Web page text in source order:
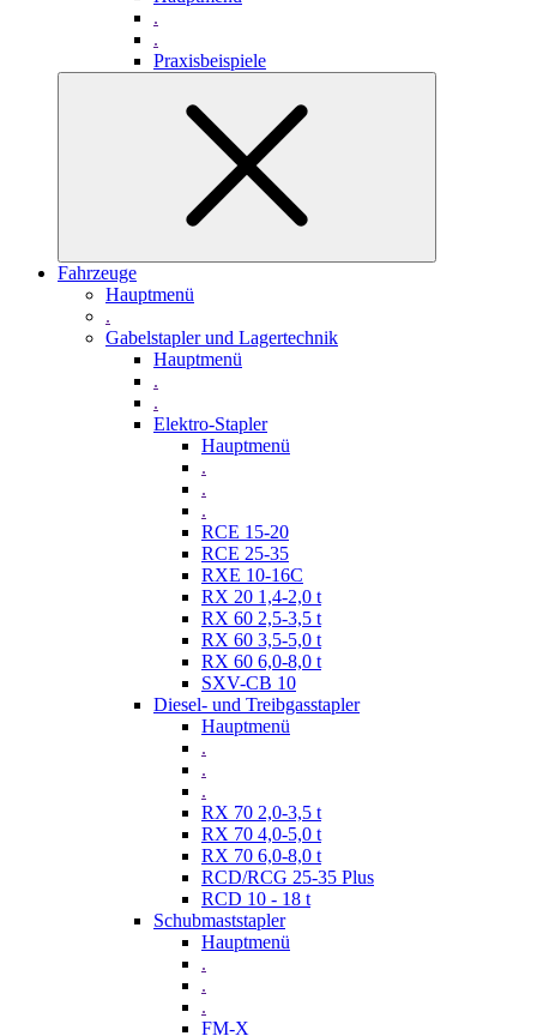
.
.
Praxisbeispiele
Fahrzeuge
Hauptmenü
.
Gabelstapler und Lagertechnik
Hauptmenü
.
.
Elektro-Stapler
Hauptmenü
.
.
.
RCE 15-20
RCE 25-35
RXE 10-16C
RX 20 1,4-2,0 t
RX 60 2,5-3,5 t
RX 60 3,5-5,0 t
RX 60 6,0-8,0 t
SXV-CB 10
Diesel- und Treibgasstapler
Hauptmenü
.
.
.
RX 70 2,0-3,5 t
RX 70 4,0-5,0 t
RX 70 6,0-8,0 t
RCD/RCG 25-35 Plus
RCD 10 - 18 t
Schubmaststapler
Hauptmenü
.
.
.
FM-X